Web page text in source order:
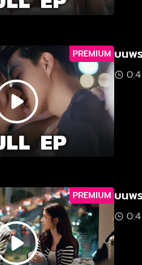
PREMIUM บนพ
PREMIUM บนพ